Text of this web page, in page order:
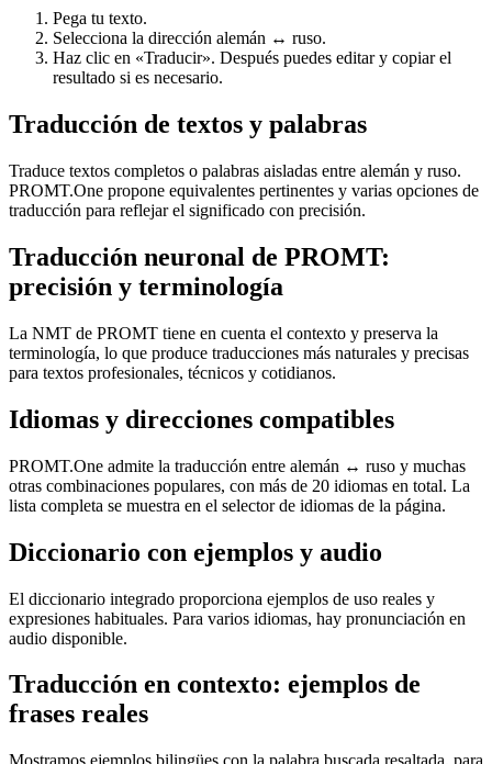
Pega tu texto.
Selecciona la dirección alemán ↔ ruso.
Haz clic en «Traducir». Después puedes editar y copiar el
resultado si es necesario.
Traducción de textos y palabras
Traduce textos completos o palabras aisladas entre alemán y ruso.
PROMT.One propone equivalentes pertinentes y varias opciones de
traducción para reflejar el significado con precisión.
Traducción neuronal de PROMT:
precisión y terminología
La NMT de PROMT tiene en cuenta el contexto y preserva la
terminología, lo que produce traducciones más naturales y precisas
para textos profesionales, técnicos y cotidianos.
Idiomas y direcciones compatibles
PROMT.One admite la traducción entre alemán ↔ ruso y muchas
otras combinaciones populares, con más de 20 idiomas en total. La
lista completa se muestra en el selector de idiomas de la página.
Diccionario con ejemplos y audio
El diccionario integrado proporciona ejemplos de uso reales y
expresiones habituales. Para varios idiomas, hay pronunciación en
audio disponible.
Traducción en contexto: ejemplos de
frases reales